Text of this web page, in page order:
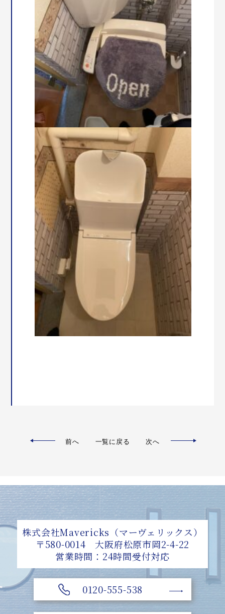
前へ 一覧に戻る 次へ
株式会社Mavericks（マーヴェリックス）
〒580-0014 大阪府松原市岡2-4-22
営業時間：24時間受付対応
0120-555-538